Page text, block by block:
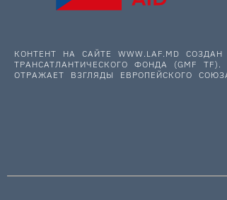
КОНТЕНТ НА САЙТЕ WWW.LAF.MD
ТРАНСАТЛАНТИЧЕСКОГО ФОНДА (GMF
ОТРАЖАЕТ ВЗГЛЯДЫ ЕВРОПЕЙСКОГО